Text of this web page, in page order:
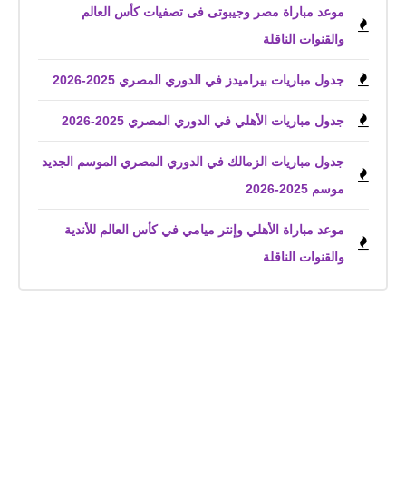
موعد مباراة مصر وجيبوتى فى تصفيات كأس العالم
والقنوات الناقلة
جدول مباريات بيراميدز في الدوري المصري 2025-2026
جدول مباريات الأهلي في الدوري المصري 2025-2026
جدول مباريات الزمالك في الدوري المصري الموسم الجديد
موسم 2025-2026
موعد مباراة الأهلي وإنتر ميامي في كأس العالم للأندية
والقنوات الناقلة